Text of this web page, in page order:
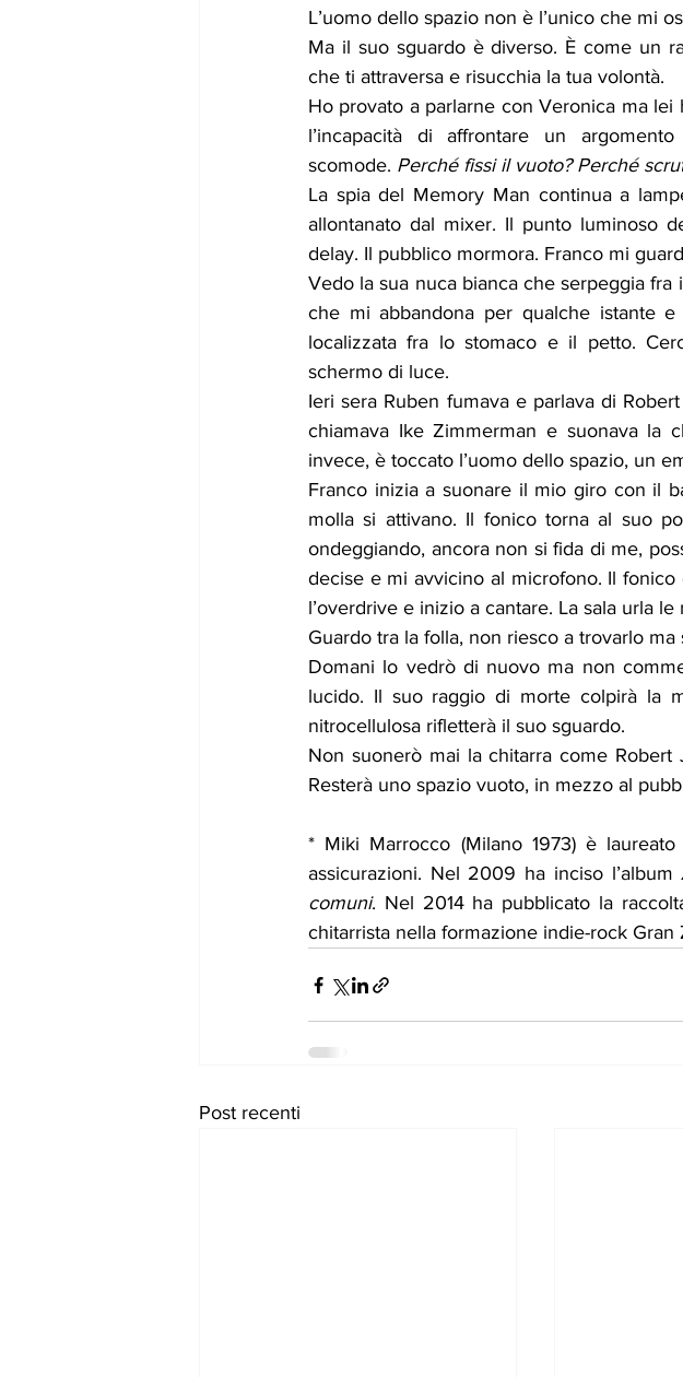
L’uomo dello spazio non è l’unico che mi
Ma il suo sguardo è diverso. È come un
che ti attraversa e risucchia la tua volontà.
Ho provato a parlarne con Veronica ma lei
l’incapacità di affrontare un
scomode. Perché fissi il vuoto? Perché
La spia del Memory Man continua a
allontanato dal mixer. Il punto luminoso
delay. Il pubblico mormora. Franco mi
Vedo la sua nuca bianca che serpeggia
che mi abbandona per qualche istante
localizzata fra lo stomaco e il petto.
schermo di luce.
Ieri sera Ruben fumava e parlava di
chiamava Ike Zimmerman e suonava la
invece, è toccato l’uomo dello spazio, un
Franco inizia a suonare il mio giro con il
molla si attivano. Il fonico torna al suo
ondeggiando, ancora non si fida di me,
decise e mi avvicino al microfono. Il
l’overdrive e inizio a cantare. La sala urla le
Guardo tra la folla, non riesco a trovarlo ma
Domani lo vedrò di nuovo ma non
lucido. Il suo raggio di morte colpirà la
nitrocellulosa rifletterà il suo sguardo.
Non suonerò mai la chitarra come
Resterà uno spazio vuoto, in mezzo al
* Miki Marrocco (Milano 1973) è
assicurazioni. Nel 2009 ha inciso l’album
comuni. Nel 2014 ha pubblicato la
chitarrista nella formazione indie-rock Gran
Post recenti